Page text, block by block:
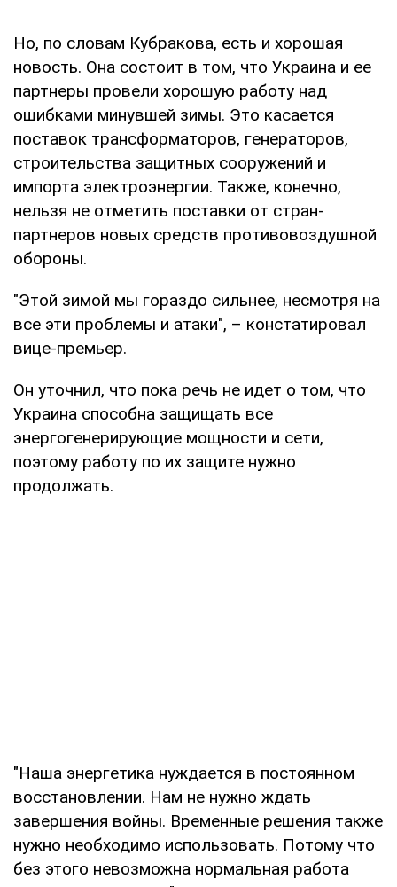
Но, по словам Кубракова, есть и хорошая
новость. Она состоит в том, что Украина и ее
партнеры провели хорошую работу над
ошибками минувшей зимы. Это касается
поставок трансформаторов, генераторов,
строительства защитных сооружений и
импорта электроэнергии. Также, конечно,
нельзя не отметить поставки от стран-
партнеров новых средств противовоздушной
обороны.
"Этой зимой мы гораздо сильнее, несмотря на
все эти проблемы и атаки", – констатировал
вице-премьер.
Он уточнил, что пока речь не идет о том, что
Украина способна защищать все
энергогенерирующие мощности и сети,
поэтому работу по их защите нужно
продолжать.
"Наша энергетика нуждается в постоянном
восстановлении. Нам не нужно ждать
завершения войны. Временные решения также
нужно необходимо использовать. Потому что
без этого невозможна нормальная работа